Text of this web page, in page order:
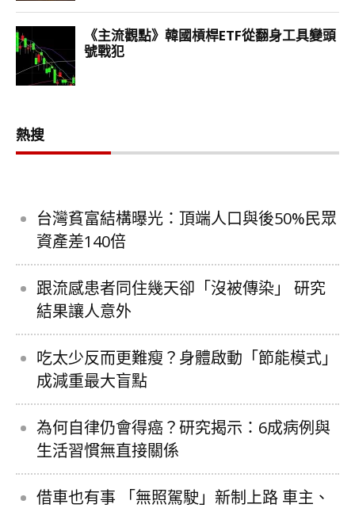
熱搜
台灣貧富結構曝光：頂端人口與後50%民眾
資產差140倍
跟流感患者同住幾天卻「沒被傳染」 研究
結果讓人意外
吃太少反而更難瘦？身體啟動「節能模式」
成減重最大盲點
為何自律仍會得癌？研究揭示：6成病例與
生活習慣無直接關係
借車也有事 「無照駕駛」新制上路 車主、